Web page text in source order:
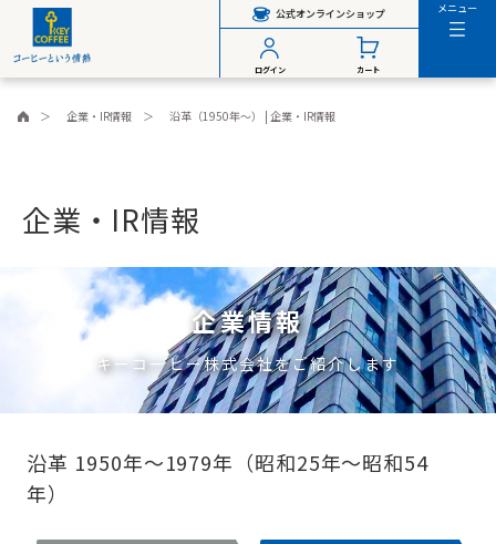
公式オンラインショップ
ログイン カート
メニュー
企業・IR情報 沿革（1950年～） | 企業・IR情報
企業・IR情報
企業情報
キーコーヒー株式会社をご紹介します
沿革 1950年～1979年（昭和25年～昭和54
年）